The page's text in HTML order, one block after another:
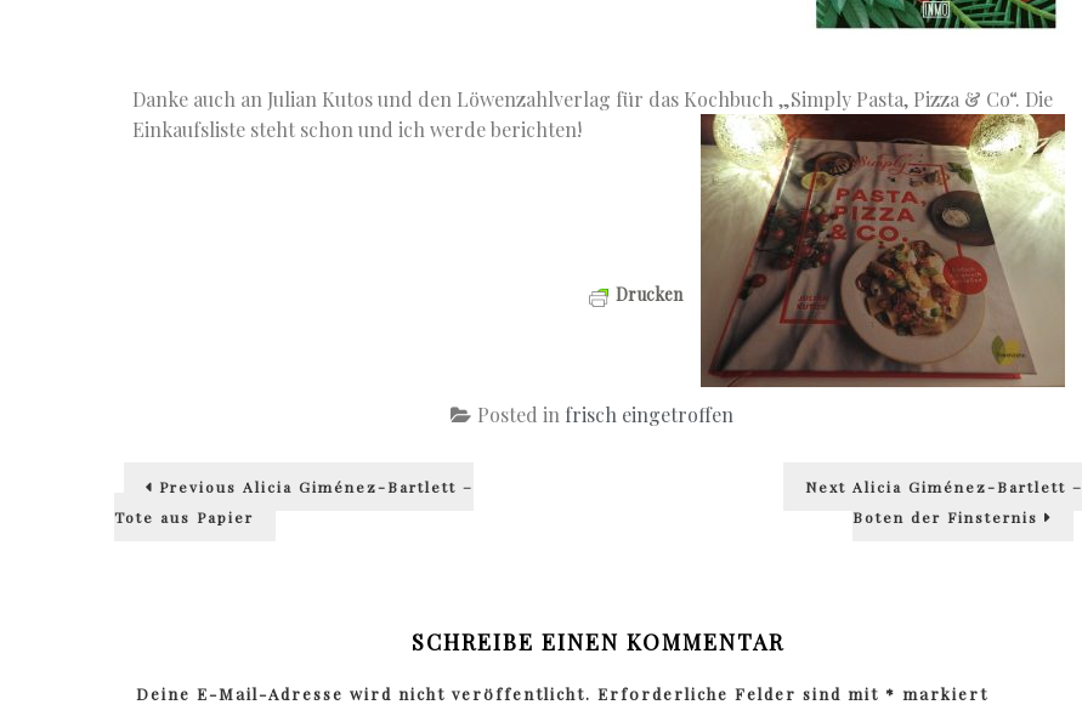
Danke auch an Julian Kutos und den Löwenzahlverlag für das Kochbuch „Simply Pasta, Pizza & Co“. Die
Einkaufsliste steht schon und ich werde berichten!
Drucken
Posted in frisch eingetroffen
Beitragsnavigation
Previous
Previous
Alicia Giménez-Bartlett –
Tote aus Papier
Next Next
Alicia Giménez-Bartlett –
Boten der Finsternis
SCHREIBE EINEN KOMMENTAR
Deine E-Mail-Adresse wird nicht veröffentlicht. Erforderliche Felder sind mit * markiert